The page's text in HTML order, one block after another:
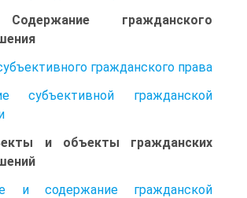
гражданского
гражданского права
субъективной гражданской
и объекты гражданских
и содержание гражданской